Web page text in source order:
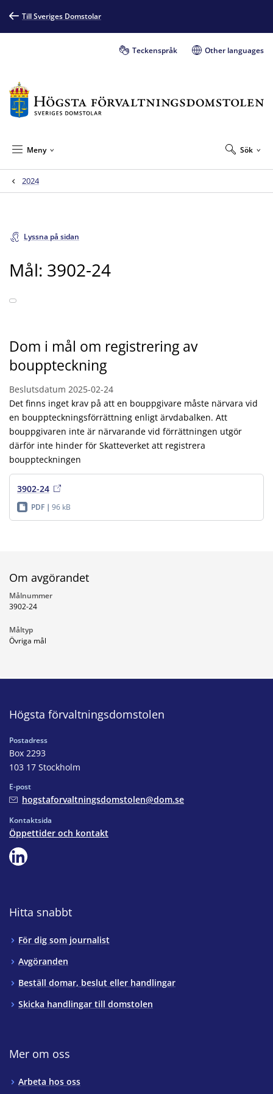
Till Sveriges Domstolar
Teckenspråk Other languages
Sök
Meny
2024
Lyssna på sidan
Mål: 3902-24
Dom i mål om registrering av
bouppteckning
Beslutsdatum 2025-02-24
Det finns inget krav på att en bouppgivare måste närvara vid
en bouppteckningsförrättning enligt ärvdabalken. Att
bouppgivaren inte är närvarande vid förrättningen utgör
därför inte hinder för Skatteverket att registrera
bouppteckningen
3902-24
PDF 96 kB
Om avgörandet
Målnummer
3902-24
Måltyp
Övriga mål
Högsta förvaltningsdomstolen
Postadress
Box 2293
103 17 Stockholm
E-post
hogstaforvaltningsdomstolen@dom.se
Kontaktsida
Öppettider och kontakt
Hitta snabbt
För dig som journalist
Avgöranden
Beställ domar, beslut eller handlingar
Skicka handlingar till domstolen
Mer om oss
Arbeta hos oss